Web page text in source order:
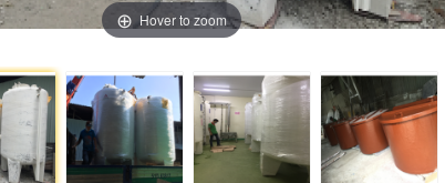
Hover to zoom